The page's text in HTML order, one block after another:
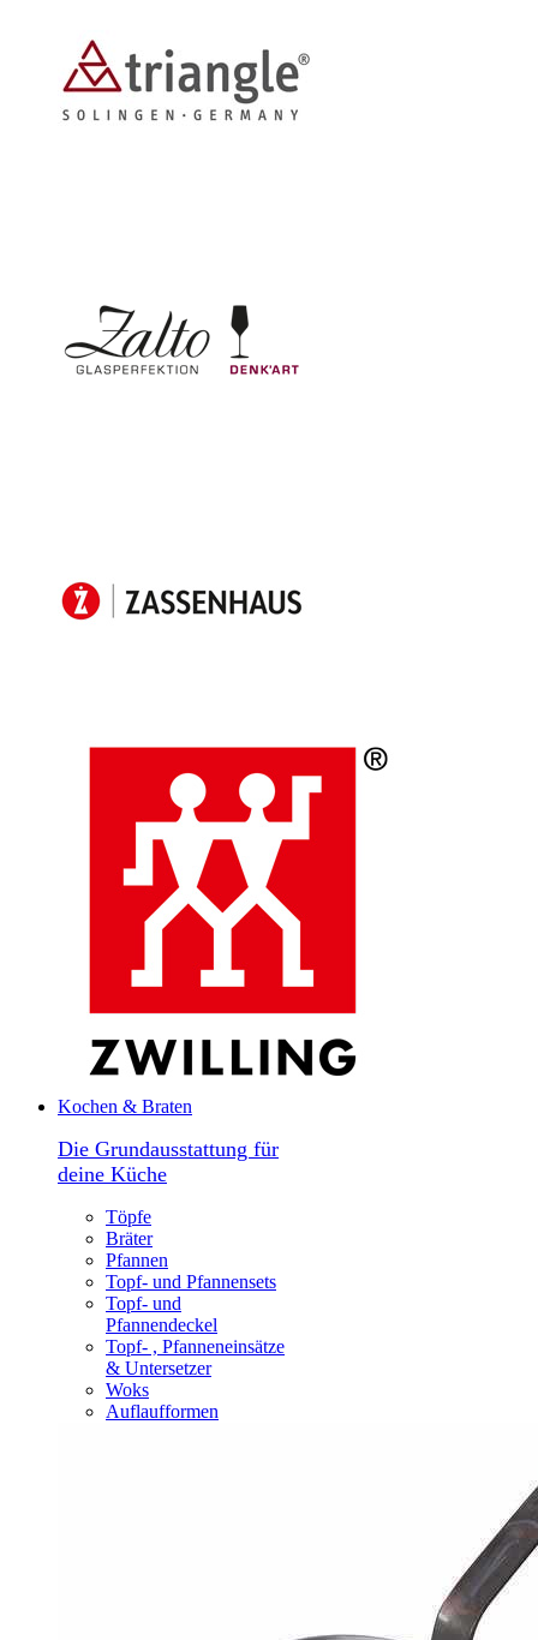
Kochen & Braten
Die Grundausstattung für
deine Küche
Töpfe
Bräter
Pfannen
Topf- und Pfannensets
Topf- und
Pfannendeckel
Topf- , Pfanneneinsätze
& Untersetzer
Woks
Auflaufformen